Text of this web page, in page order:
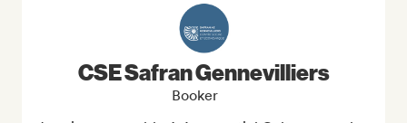
CSE Safran Gennevilliers
Booker